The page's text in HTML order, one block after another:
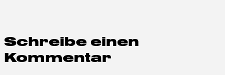
Schreibe einen
Kommentar